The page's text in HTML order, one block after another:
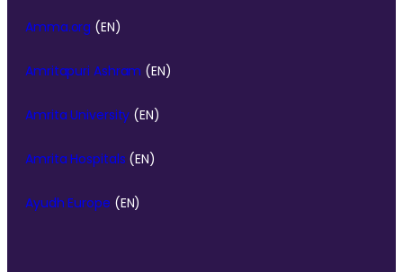
Amma.org (EN)
Amritapuri Ashram (EN)
Amrita University (EN)
Amrita Hospitals (EN)
Ayudh Europe (EN)